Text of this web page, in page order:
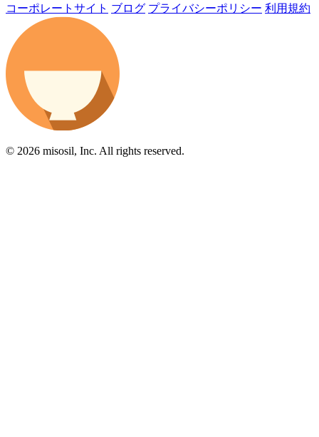
コーポレートサイト ブログ プライバシーポリシー 利用規約
© 2026 misosil, Inc. All rights reserved.